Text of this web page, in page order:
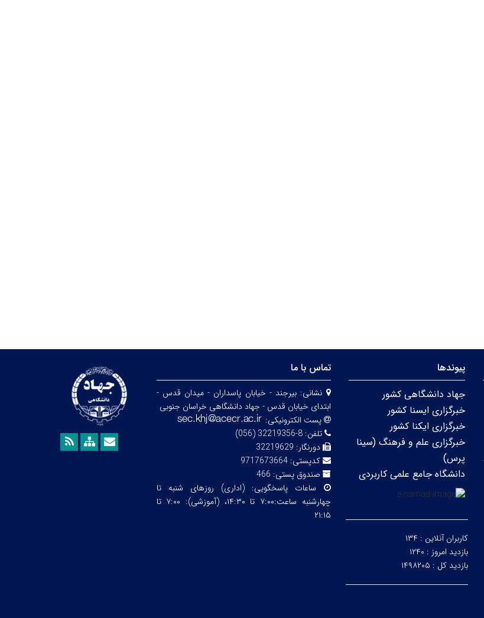
پیوندها
جهاد دانشگاهی کشور
خبرگزاری ایسنا کشور
خبرگزاری ایکنا کشور
خبرگزاری علم و فرهنگ (سینا
پرس)
دانشگاه جامع علمی کاربردی
کاربران آنلاین : ۱۳۴
بازدید امروز : ۱۲۴۰
بازدید کل : ۱۴۹۸۲۰۵
تماس با ما
نشانی: بیرجند - خیابان پاسداران - میدان قدس -
ابتدای خیابان قدس - جهاد دانشگاهی خراسان جنوبی
پست الکترونیکی:
تلفن:8-32219356 (056)
دورنگار: 32219629
کدپستی:9717673664
صندوق پستی: 466
ساعات پاسخگویی: (اداری) روزهای شنبه تا
چهارشنبه ساعت:۷:۰۰ تا ۱۴:۳۰، (آموزشی): ۷:۰۰ تا
۲۱:۱۵